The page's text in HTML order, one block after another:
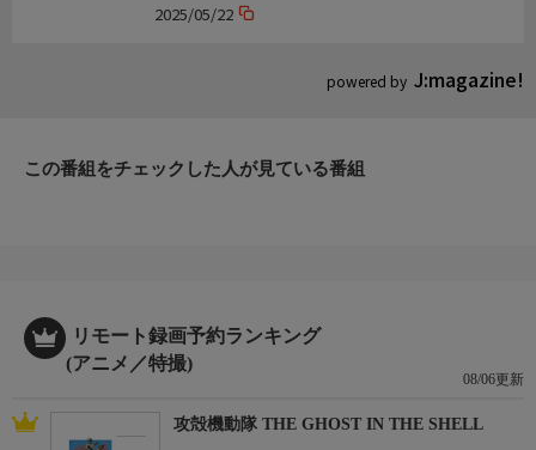
powered by J:magazine!
2025/05/22
この番組をチェックした人が見ている番組
リモート録画予約ランキング
(アニメ／特撮)
08/06更新
攻殻機動隊 THE GHOST IN THE SHELL